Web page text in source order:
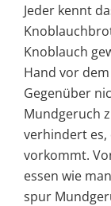
Jeder kennt
Knoblauch
Hand vor
Gegenüber
Mundgeruch
verhindert es,
vorkommt.
essen wie
spur